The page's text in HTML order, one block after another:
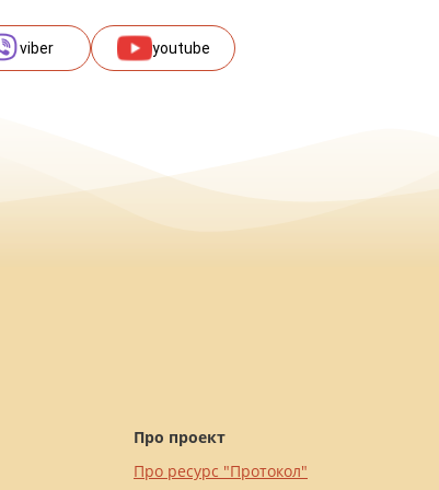
viber youtube
Про проект
Про ресурс "Протокол"